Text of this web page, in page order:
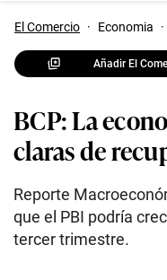
El Comercio · Economia ·
Añadir El
BCP: La
claras de
Reporte
que el PBI podría
tercer trimestre.